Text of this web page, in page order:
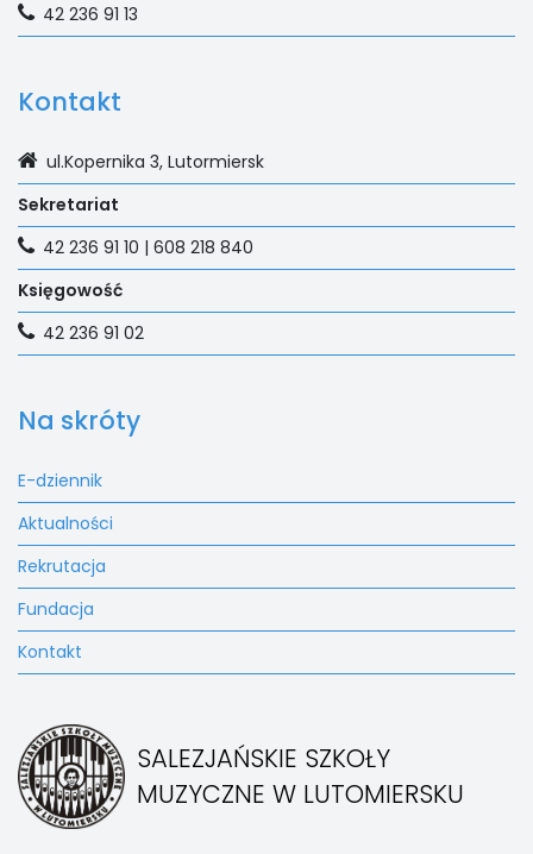
SALEZJAŃSKIE SZKOŁY
MUZYCZNE W LUTOMIERSKU
Na skróty
E-dziennik
Aktualności
Rekrutacja
Fundacja
Kontakt
Kontakt
ul.Kopernika 3, Lutormiersk
Sekretariat
42 236 91 10 | 608 218 840
Księgowość
42 236 91 02
42 236 91 13